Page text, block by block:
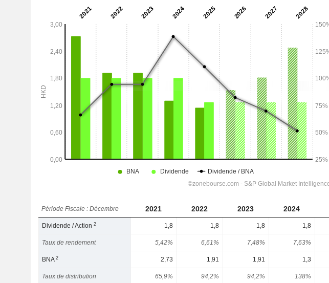
Période Fiscale : Décembre 2021 2022 2023 2024
Dividende / Action2 1,8 1,8 1,8 1,8
Taux de rendement 5,42% 6,61% 7,48% 7,63%
BNA2 2,73 1,91 1,91 1,3
Taux de distribution 65,9% 94,2% 94,2% 138%